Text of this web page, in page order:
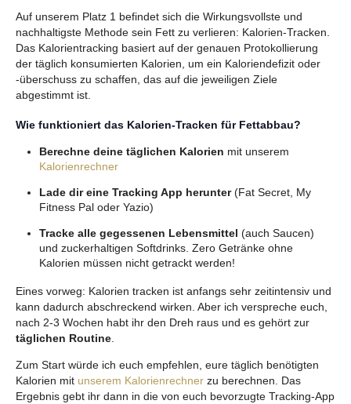
Auf unserem Platz 1 befindet sich die Wirkungsvollste und
nachhaltigste Methode sein Fett zu verlieren: Kalorien-Tracken.
Das Kalorientracking basiert auf der genauen Protokollierung
der täglich konsumierten Kalorien, um ein Kaloriendefizit oder
-überschuss zu schaffen, das auf die jeweiligen Ziele
abgestimmt ist.
Wie funktioniert das Kalorien-Tracken für Fettabbau?
Berechne deine täglichen Kalorien mit unserem
Kalorienrechner
Lade dir eine Tracking App herunter(Fat Secret, My
Fitness Pal oder Yazio)
Tracke alle gegessenen Lebensmittel (auch Saucen)
und zuckerhaltigen Softdrinks. Zero Getränke ohne
Kalorien müssen nicht getrackt werden!
Eines vorweg: Kalorien tracken ist anfangs sehr zeitintensiv und
kann dadurch abschreckend wirken. Aber ich verspreche euch,
nach 2-3 Wochen habt ihr den Dreh raus und es gehört zur
täglichen Routine
Zum Start würde ich euch empfehlen, eure täglich benötigten
Kalorien mit unserem Kalorienrechner zu berechnen. Das
Ergebnis gebt ihr dann in die von euch bevorzugte Tracking-App